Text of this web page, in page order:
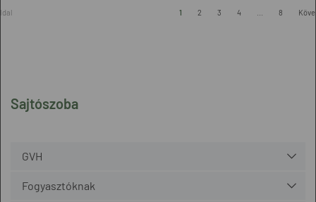
Sajtószoba
GVH
Fogyasztóknak
1 2 3 4 8